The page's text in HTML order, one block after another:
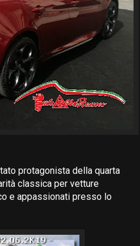
protagonista della quarta
classica per vetture
e appassionati presso lo